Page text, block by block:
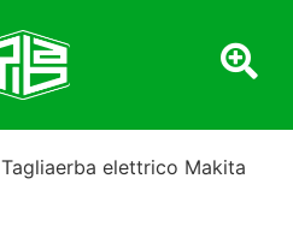
Tagliaerba elettrico Makita